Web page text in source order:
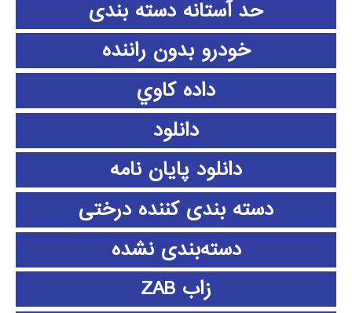
حد آستانه دسته بندی
خودرو بدون راننده
داده كاوي
دانلود
دانلود پايان نامه
دسته بندی کننده درختی
دسته‌بندی نشده
زاب ZAB